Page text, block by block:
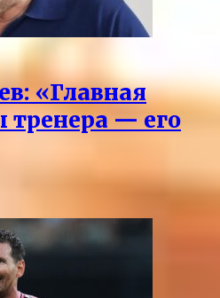
«Главная
тренера — его